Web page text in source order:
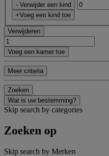
- Verwijder een kind
+Voeg een kind toe
Verwijderen
Voeg een kamer toe
Meer criteria
Zoeken
Wat is uw bestemming?
Skip search by categories
Zoeken op
Skip search by Merken